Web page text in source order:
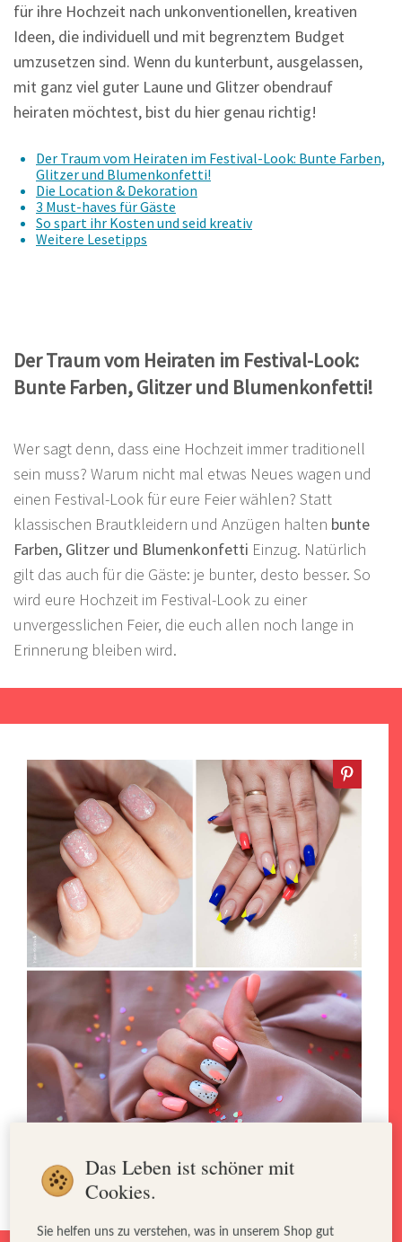
für ihre Hochzeit nach unkonventionellen, kreativen
Ideen, die individuell und mit begrenztem Budget
umzusetzen sind. Wenn du kunterbunt, ausgelassen,
mit ganz viel guter Laune und Glitzer obendrauf
heiraten möchtest, bist du hier genau richtig!
Der Traum vom Heiraten im Festival-Look: Bunte Farben,
Glitzer und Blumenkonfetti!
Die Location & Dekoration
3 Must-haves für Gäste
So spart ihr Kosten und seid kreativ
Weitere Lesetipps
Der Traum vom Heiraten im Festival-Look:
Bunte Farben, Glitzer und Blumenkonfetti!
Wer sagt denn, dass eine Hochzeit immer traditionell
sein muss? Warum nicht mal etwas Neues wagen und
einen Festival-Look für eure Feier wählen? Statt
klassischen Brautkleidern und Anzügen halten bunte
Farben, Glitzer und Blumenkonfetti Einzug. Natürlich
gilt das auch für die Gäste: je bunter, desto besser. So
wird eure Hochzeit im Festival-Look zu einer
unvergesslichen Feier, die euch allen noch lange in
Erinnerung bleiben wird.
Das Leben ist schöner mit
Cookies.
Sie helfen uns zu verstehen, was in unserem Shop gut